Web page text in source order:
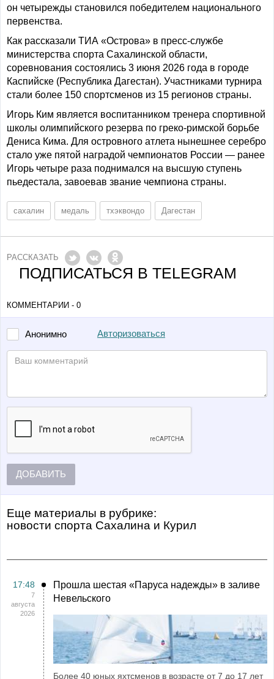
он четырежды становился победителем национального
первенства.
Как рассказали ТИА «Острова» в пресс-службе
министерства спорта Сахалинской области,
соревнования состоялись 3 июня 2026 года в городе
Каспийске (Республика Дагестан). Участниками турнира
стали более 150 спортсменов из 15 регионов страны.
Игорь Ким является воспитанником тренера спортивной
школы олимпийского резерва по греко-римской борьбе
Дениса Кима. Для островного атлета нынешнее серебро
стало уже пятой наградой чемпионатов России — ранее
Игорь четыре раза поднимался на высшую ступень
пьедестала, завоевав звание чемпиона страны.
сахалин медаль тхэквондо Дагестан
РАССКАЗАТЬ
ПОДПИСАТЬСЯ В TELEGRAM
КОММЕНТАРИИ - 0
Анонимно Авторизоваться
ДОБАВИТЬ
Еще материалы в рубрике:
Новости спорта Сахалина и Курил
17:48
7
августа
2026
Прошла шестая «Паруса надежды» в заливе
Невельского
Более 40 юных яхтсменов в возрасте от 7 до 17 лет